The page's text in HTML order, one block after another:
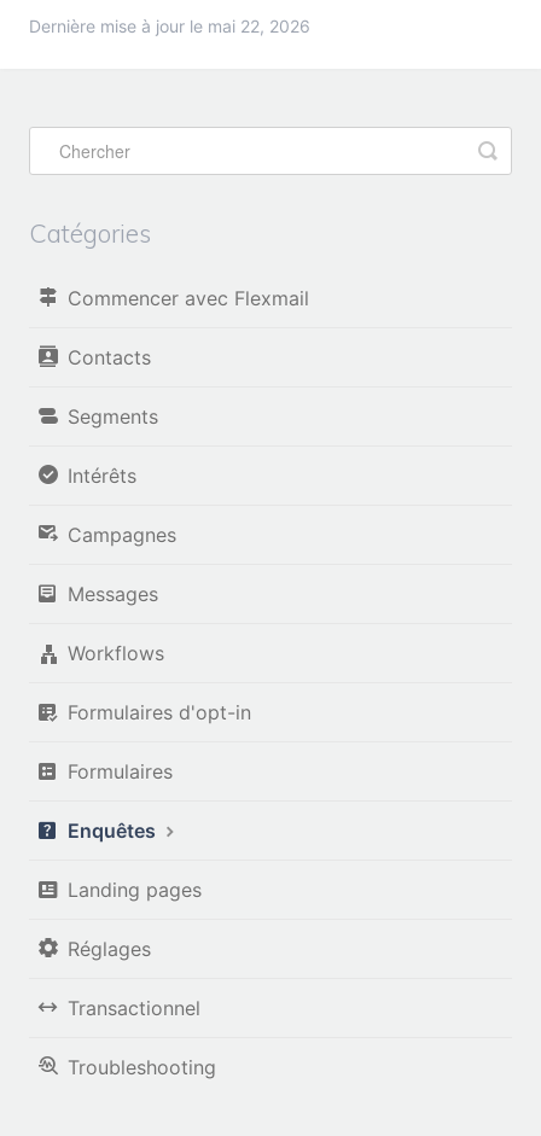
Dernière mise à jour le mai 22, 2026
Catégories
Commencer avec Flexmail
Contacts
Segments
Intérêts
Campagnes
Messages
Workflows
Formulaires d'opt-in
Formulaires
Enquêtes
Landing pages
Réglages
Transactionnel
Troubleshooting